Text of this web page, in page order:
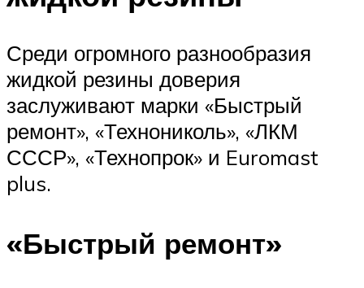
Среди огромного разнообразия
жидкой резины доверия
заслуживают марки «Быстрый
ремонт», «Технониколь», «ЛКМ
СССР», «Технопрок» и Euromast
plus.
«Быстрый ремонт»